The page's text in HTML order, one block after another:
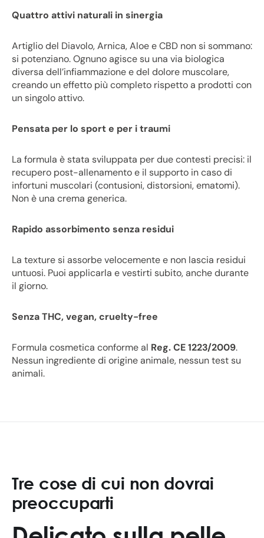
Quattro attivi naturali in sinergia
Artiglio del Diavolo, Arnica, Aloe e CBD non si sommano:
si potenziano. Ognuno agisce su una via biologica
diversa dell’infiammazione e del dolore muscolare,
creando un effetto più completo rispetto a prodotti con
un singolo attivo.
Pensata per lo sport e per i traumi
La formula è stata sviluppata per due contesti precisi: il
recupero post-allenamento e il supporto in caso di
infortuni muscolari (contusioni, distorsioni, ematomi).
Non è una crema generica.
Rapido assorbimento senza residui
La texture si assorbe velocemente e non lascia residui
untuosi. Puoi applicarla e vestirti subito, anche durante
il giorno.
Senza THC, vegan, cruelty-free
Formula cosmetica conforme al Reg. CE 1223/2009.
Nessun ingrediente di origine animale, nessun test su
animali.
Tre cose di cui non dovrai
preoccuparti